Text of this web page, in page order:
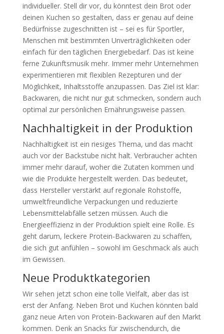
individueller. Stell dir vor, du könntest dein Brot oder
deinen Kuchen so gestalten, dass er genau auf deine
Bedürfnisse zugeschnitten ist – sei es für Sportler,
Menschen mit bestimmten Unverträglichkeiten oder
einfach für den täglichen Energiebedarf. Das ist keine
ferne Zukunftsmusik mehr. Immer mehr Unternehmen
experimentieren mit flexiblen Rezepturen und der
Möglichkeit, Inhaltsstoffe anzupassen. Das Ziel ist klar:
Backwaren, die nicht nur gut schmecken, sondern auch
optimal zur persönlichen Ernährungsweise passen.
Nachhaltigkeit in der Produktion
Nachhaltigkeit ist ein riesiges Thema, und das macht
auch vor der Backstube nicht halt. Verbraucher achten
immer mehr darauf, woher die Zutaten kommen und
wie die Produkte hergestellt werden. Das bedeutet,
dass Hersteller verstärkt auf regionale Rohstoffe,
umweltfreundliche Verpackungen und reduzierte
Lebensmittelabfälle setzen müssen. Auch die
Energieeffizienz in der Produktion spielt eine Rolle. Es
geht darum, leckere Protein-Backwaren zu schaffen,
die sich gut anfühlen – sowohl im Geschmack als auch
im Gewissen.
Neue Produktkategorien
Wir sehen jetzt schon eine tolle Vielfalt, aber das ist
erst der Anfang. Neben Brot und Kuchen könnten bald
ganz neue Arten von Protein-Backwaren auf den Markt
kommen. Denk an Snacks für zwischendurch, die